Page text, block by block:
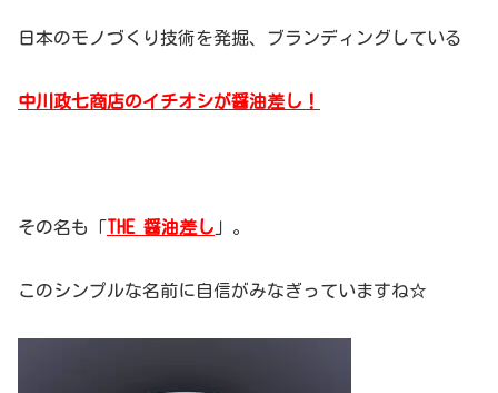
日本のモノづくり技術を発掘、ブランディングしている
中川政七商店のイチオシが醤油差し！
その名も「THE 醤油差し 」。
このシンプルな名前に自信がみなぎっていますね☆